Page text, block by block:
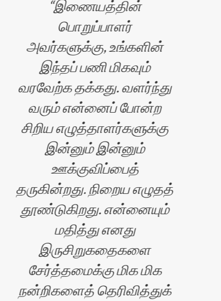
இணையத்தின்
பொறுப்பாளர்
அவர்களுக்கு, உங்களின்
இந்தப் பணி மிகவும்
வரவேற்க தக்கது. வளர்ந்து
வரும் என்னைப் போன்ற
சிறிய எழுத்தாளர்களுக்கு
இன்னும் இன்னும்
ஊக்குவிப்பைத்
தருகின்றது. நிறைய எழுதத்
தூண்டுகிறது. என்னையும்
மதித்து எனது
இருசிறுகதைகளை
சேர்த்தமைக்கு மிக மிக
நன்றிகளைத் தெரிவித்துக்